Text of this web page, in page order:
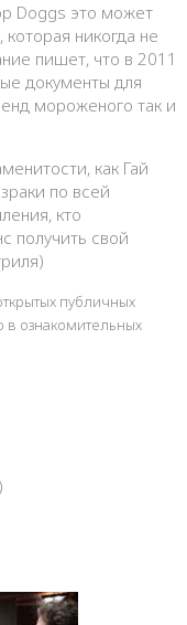
Doggs это может
никогда не
пишет, что в 2011
документы для
мороженого так и
как Гай
по всей
кто
получить свой
публичных
в ознакомительных